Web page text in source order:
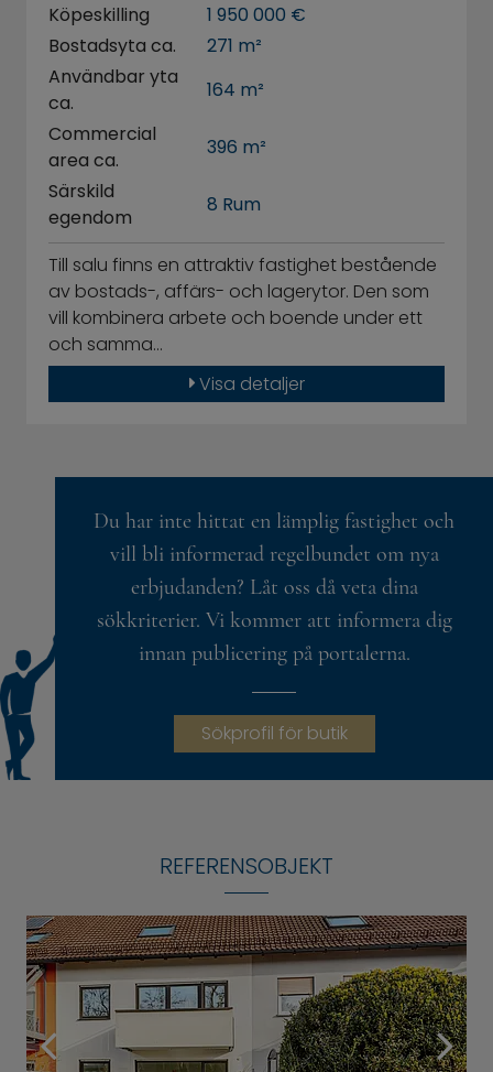
Köpeskilling
1 950 000 €
Bostadsyta ca.
271 m²
Användbar yta
ca.
164 m²
Commercial
area ca.
396 m²
Särskild
egendom
8 Rum
Till salu finns en attraktiv fastighet bestående
av bostads-, affärs- och lagerytor. Den som
vill kombinera arbete och boende under ett
och samma…
Visa detaljer
Du har inte hittat en lämplig fastighet och
vill bli informerad regelbundet om nya
erbjudanden? Låt oss då veta dina
sökkriterier. Vi kommer att informera dig
innan publicering på portalerna.
Sökprofil för butik
REFERENSOBJEKT